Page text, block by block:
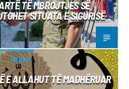
TË MBROJTJES SË
SITUATA E SIGURISË
IMANI
E ALLAHUT TË MADHËRUAR